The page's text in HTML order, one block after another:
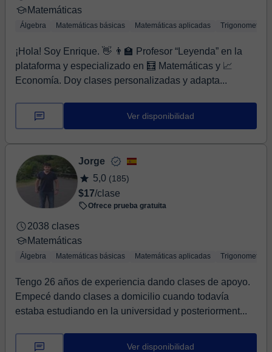
Matemáticas
Álgebra Matemáticas básicas Matemáticas aplicadas Trigonometría
¡Hola! Soy Enrique. 👋 👨‍🏫 Profesor “Leyenda” en la
plataforma y especializado en 🧮 Matemáticas y 📈
Economía. Doy clases personalizadas y adapta...
Ver disponibilidad
Jorge
5,0 (185)
$17/clase
Ofrece prueba gratuita
2038 clases
Matemáticas
Álgebra Matemáticas básicas Matemáticas aplicadas Trigonometría
Tengo 26 años de experiencia dando clases de apoyo.
Empecé dando clases a domicilio cuando todavía
estaba estudiando en la universidad y posteriorment...
Ver disponibilidad